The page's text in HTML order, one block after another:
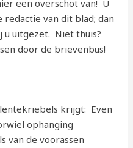
een overschot van! U
van dit blad; dan
u uitgezet. Niet thuis?
door de brievenbus!
krijgt: Even
ophanging
van de voorassen